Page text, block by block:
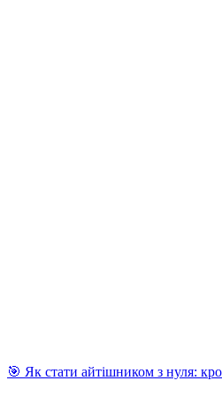
🎯 Як стати айтішником з нуля: